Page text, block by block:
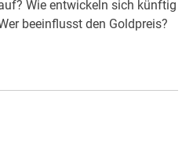
Wie entwickeln sich künftig
beeinflusst den Goldpreis?